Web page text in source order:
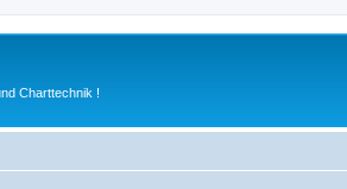
Charttechnik !